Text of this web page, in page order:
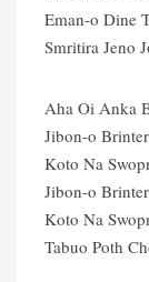
Eman-o Dine
Smritira Jeno
Aha Oi Anka
Jibon-o
Koto Na
Jibon-o
Koto Na
Tabuo Poth